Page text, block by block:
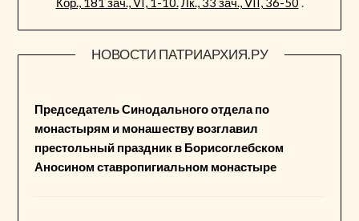
НОВОСТИ ПАТРИАРХИЯ.РУ
Председатель Синодального отдела по
монастырям и монашеству возглавил
престольный праздник в Борисоглебском
Аносином ставропигиальном монастыре